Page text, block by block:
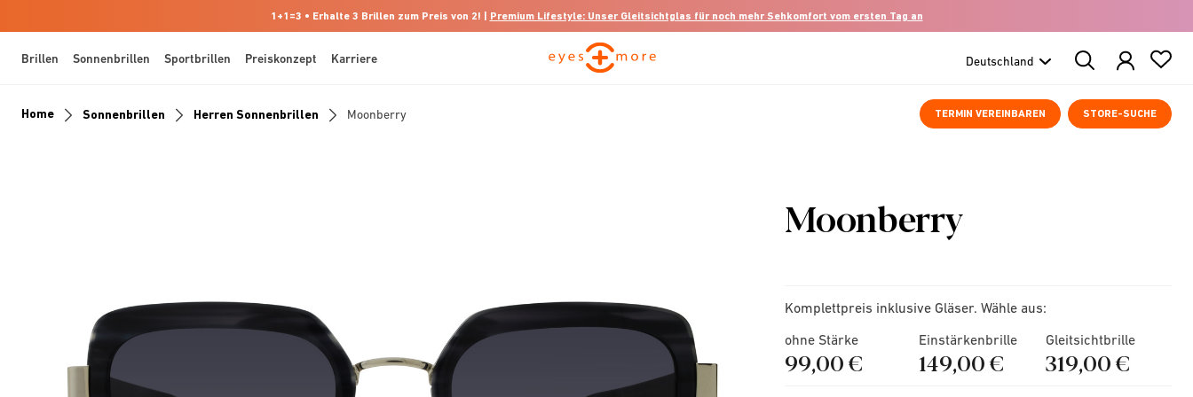
1+1=3 • Erhalte 3 Brillen zum Preis von 2! | Premium Lifestyle: Unser Gleitsichtglas für noch mehr Sehkomfort vom ersten Tag an
Brillen Sonnenbrillen Sportbrillen Preiskonzept Karriere
Search
Products
TERMIN VEREINBAREN STORE-SUCHE
Home Sonnenbrillen Herren Sonnenbrillen Moonberry
Moonberry
Komplettpreis inklusive Gläser. Wähle aus:
ohne Stärke
99,00 €
Einstärkenbrille
149,00 €
Gleitsichtbrille
319,00 €